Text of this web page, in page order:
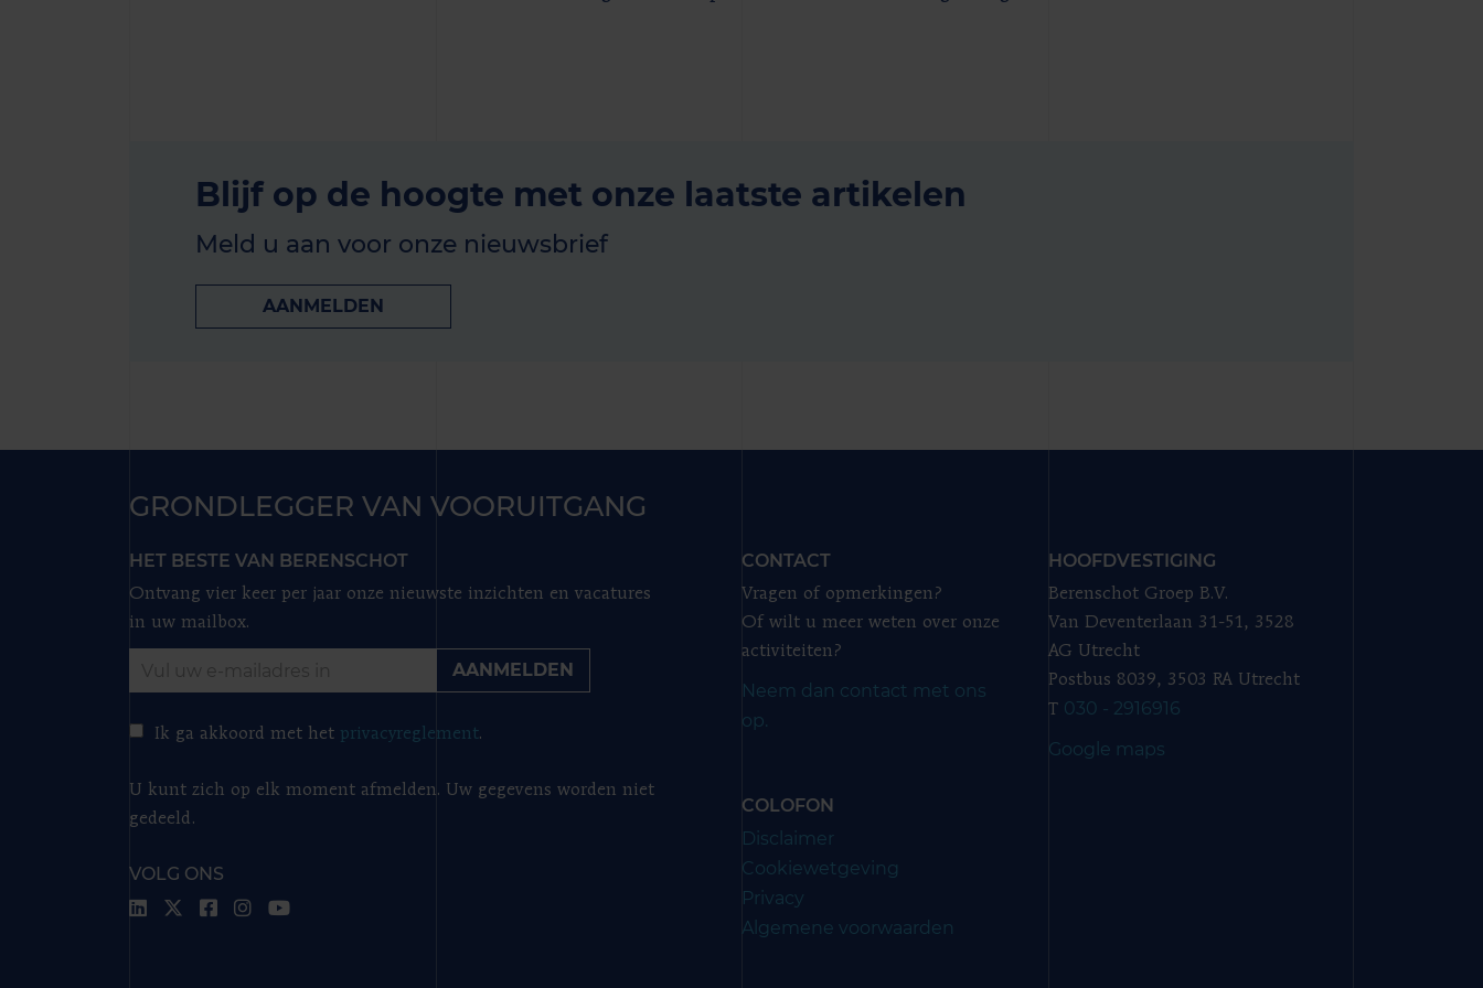
Blijf op de hoogte met onze laatste artikelen
Meld u aan voor onze nieuwsbrief
AANMELDEN
GRONDLEGGER VAN VOORUITGANG
HET BESTE VAN BERENSCHOT
Ontvang vier keer per jaar onze nieuwste inzichten en vacatures
in uw mailbox.
AANMELDEN
Ik ga akkoord met het privacyreglement.
U kunt zich op elk moment afmelden. Uw gegevens worden niet
gedeeld.
VOLG ONS
CONTACT
Vragen of opmerkingen?
Of wilt u meer weten over onze
activiteiten?
Neem dan contact met ons
op.
HOOFDVESTIGING
Berenschot Groep B.V.
Van Deventerlaan 31-51, 3528
AG Utrecht
Postbus 8039, 3503 RA Utrecht
T 030 - 2916916
Google maps
COLOFON
Disclaimer
Cookiewetgeving
Privacy
Algemene voorwaarden